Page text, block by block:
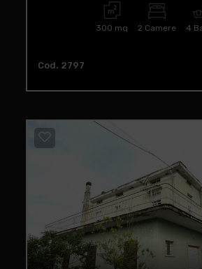
300 mq 2 Camere 4
Cod. 2797